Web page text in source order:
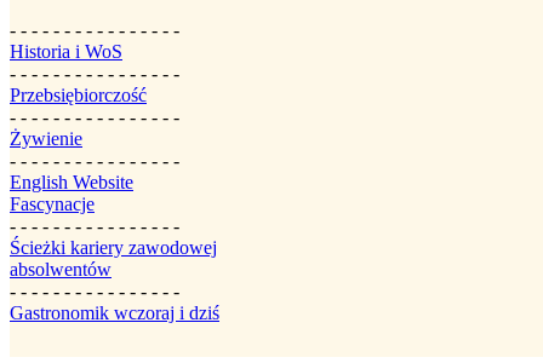
- - - - - - - - - - - - - - - -
Historia i WoS
- - - - - - - - - - - - - - - -
Przebsiębiorczość
- - - - - - - - - - - - - - - -
Żywienie
- - - - - - - - - - - - - - - -
English Website
Fascynacje
- - - - - - - - - - - - - - - -
Ścieżki kariery zawodowej
absolwentów
- - - - - - - - - - - - - - - -
Gastronomik wczoraj i dziś